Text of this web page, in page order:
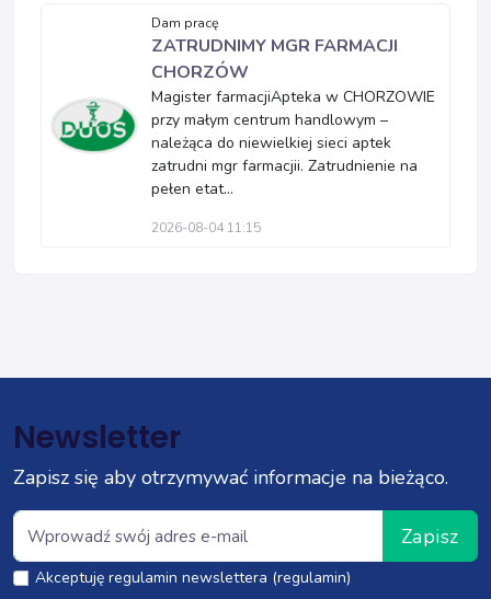
Dam pracę
ZATRUDNIMY MGR FARMACJI
CHORZÓW
Magister farmacjiApteka w CHORZOWIE
przy małym centrum handlowym –
należąca do niewielkiej sieci aptek
zatrudni mgr farmacjii. Zatrudnienie na
pełen etat...
2026-08-04 11:15
Newsletter
Zapisz się aby otrzymywać informacje na bieżąco.
Zapisz
Akceptuję regulamin newslettera (regulamin)